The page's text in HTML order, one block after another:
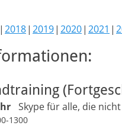
2018 2019 2020 2021
Skype für alle, die
1300